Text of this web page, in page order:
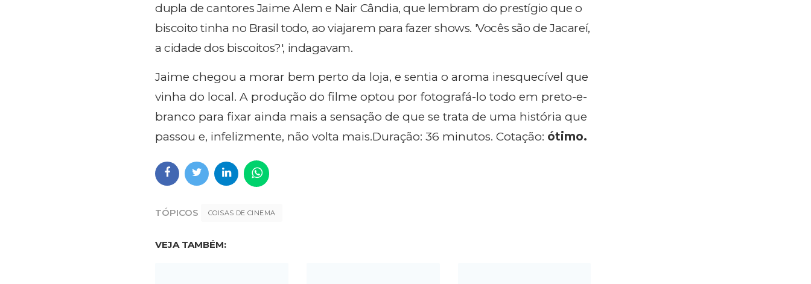
dupla de cantores Jaime Alem e Nair Cândia, que lembram do prestígio que o
biscoito tinha no Brasil todo, ao viajarem para fazer shows. 'Vocês são de Jacareí,
a cidade dos biscoitos?', indagavam.
Jaime chegou a morar bem perto da loja, e sentia o aroma inesquecível que
vinha do local. A produção do filme optou por fotografá-lo todo em preto-e-
branco para fixar ainda mais a sensação de que se trata de uma história que
passou e, infelizmente, não volta mais.Duração: 36 minutos. Cotação: ótimo.
TÓPICOS COISAS DE CINEMA
VEJA TAMBÉM: